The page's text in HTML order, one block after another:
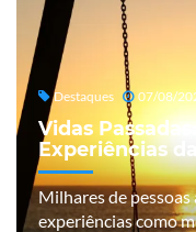
Destaques 07/08/
Vidas
Experiências
Milhares de
experiências como